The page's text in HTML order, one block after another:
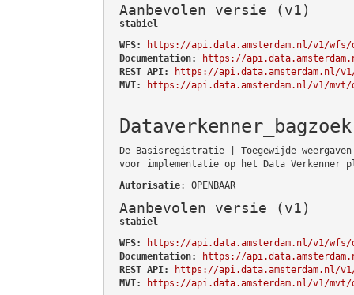
Aanbevolen versie (v1)
stabiel
WFS:
https://api.data.amsterdam.nl/v1/wfs/
Documentation:
https://
REST API:
https://api.data.amsterdam.nl/v1/
MVT:
https://api.data.amsterdam.nl/v1/mvt/
Dataverkenner_bagzoek
De Basisregistratie | Toegewijde
voor implementatie op het Data Verkenner
Autorisatie: OPENBAAR
Aanbevolen versie (v1)
stabiel
WFS:
https://api.data.amsterdam.nl/v1/wfs/
Documentation:
https://
REST API:
https://api.data.amsterdam.nl/
MVT:
https://api.data.amsterdam.nl/v1/mvt/